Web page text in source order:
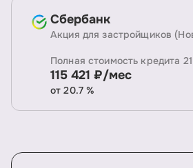
Сбербанк
Акция для застройщиков
Полная стоимость кредита
115 421 ₽/мес
от 20.7 %